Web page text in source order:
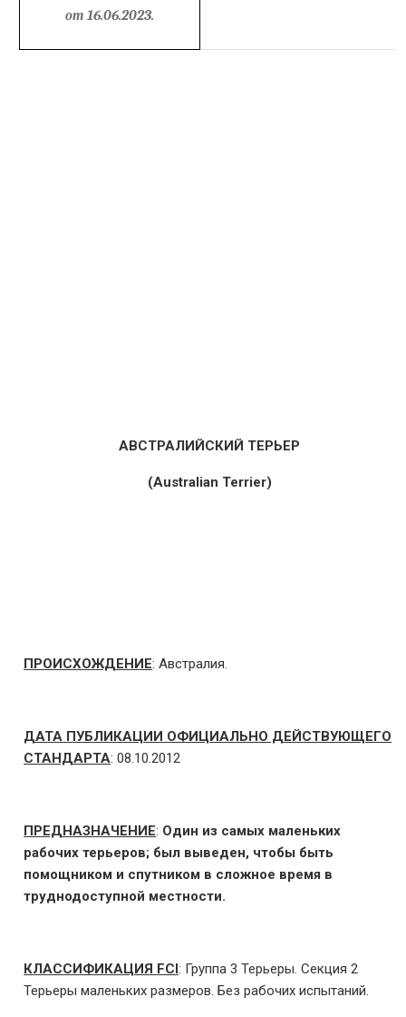
от 16.06.2023.
АВСТРАЛИЙСКИЙ ТЕРЬЕР
(Australian Terrier)
ПРОИСХОЖДЕНИЕ: Австралия.
ДАТА ПУБЛИКАЦИИ ОФИЦИАЛЬНО ДЕЙСТВУЮЩЕГО
СТАНДАРТА: 08.10.2012
ПРЕДНАЗНАЧЕНИЕ: Один из самых маленьких
рабочих терьеров; был выведен, чтобы быть
помощником и спутником в сложное время в
труднодоступной местности.
КЛАССИФИКАЦИЯ FCI: Группа 3 Терьеры. Секция 2
Терьеры маленьких размеров. Без рабочих испытаний.